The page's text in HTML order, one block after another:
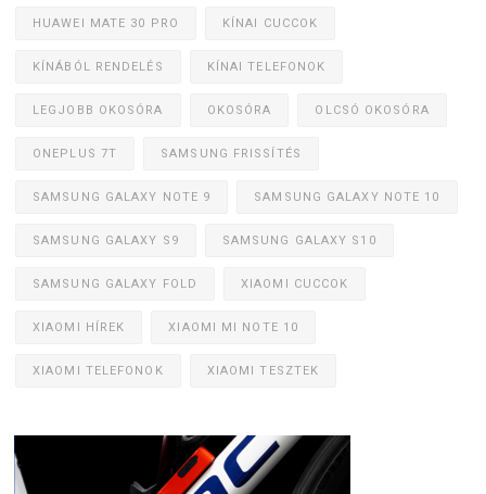
HUAWEI MATE 30 PRO KÍNAI CUCCOK
KÍNÁBÓL RENDELÉS KÍNAI TELEFONOK
LEGJOBB OKOSÓRA OKOSÓRA OLCSÓ OKOSÓRA
ONEPLUS 7T SAMSUNG FRISSÍTÉS
SAMSUNG GALAXY NOTE 9 SAMSUNG GALAXY NOTE 10
SAMSUNG GALAXY S9 SAMSUNG GALAXY S10
SAMSUNG GALAXY FOLD XIAOMI CUCCOK
XIAOMI HÍREK XIAOMI MI NOTE 10
XIAOMI TELEFONOK XIAOMI TESZTEK